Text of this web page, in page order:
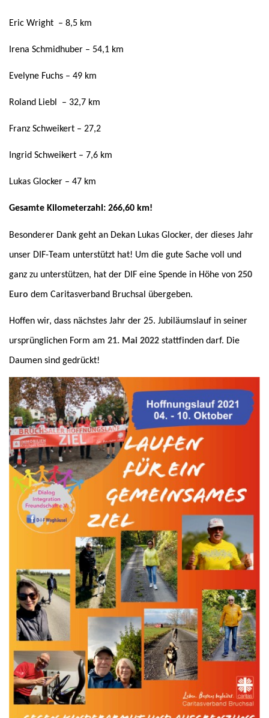
Eric Wright – 8,5 km
Irena Schmidhuber – 54,1 km
Evelyne Fuchs – 49 km
Roland Liebl – 32,7 km
Franz Schweikert – 27,2
Ingrid Schweikert – 7,6 km
Lukas Glocker – 47 km
Gesamte Kilometerzahl: 266,60 km!
Besonderer Dank geht an Dekan Lukas Glocker, der dieses Jahr
unser DIF-Team unterstützt hat! Um die gute Sache voll und
ganz zu unterstützen, hat der DIF eine Spende in Höhe von 250
Euro dem Caritasverband Bruchsal übergeben.
Hoffen wir, dass nächstes Jahr der 25. Jubiläumslauf in seiner
ursprünglichen Form am 21. Mai 2022 stattfinden darf. Die
Daumen sind gedrückt!